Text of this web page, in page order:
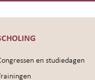
en studiedagen